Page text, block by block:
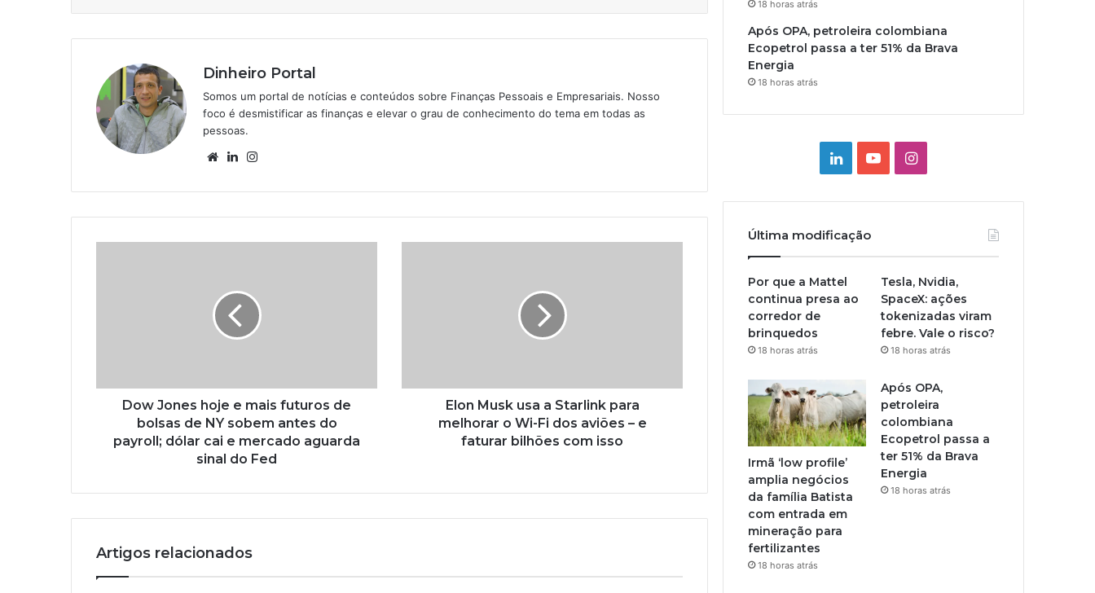
Dinheiro Portal
Somos um portal de notícias e conteúdos sobre Finanças Pessoais e Empresariais. Nosso
foco é desmistificar as finanças e elevar o grau de conhecimento do tema em todas as
pessoas.
WebsiteLinkedin
Dow Jones hoje e mais futuros de
bolsas de NY sobem antes do
payroll; dólar cai e mercado aguarda
sinal do Fed
Elon Musk usa a Starlink para
melhorar o Wi-Fi dos aviões – e
faturar bilhões com isso
Artigos relacionados
18 horas atrás
Após OPA, petroleira colombiana
Ecopetrol passa a ter 51% da Brava
Energia
18 horas atrás
LinkedinYouTubeInstagram
Última modificação
Por que a Mattel
continua presa ao
corredor de
brinquedos
18 horas atrás
Tesla, Nvidia,
SpaceX: ações
tokenizadas viram
febre. Vale o risco?
18 horas atrás
Irmã ‘low profile’
amplia negócios
da família Batista
com entrada em
mineração para
fertilizantes
18 horas atrás
Após OPA,
petroleira
colombiana
Ecopetrol passa a
ter 51% da Brava
Energia
18 horas atrás